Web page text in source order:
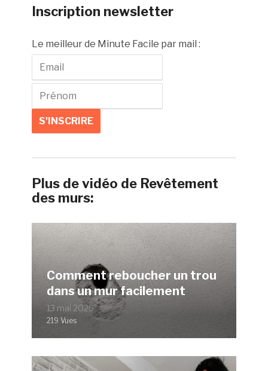
Inscription newsletter
Le meilleur de Minute Facile par mail :
Plus de vidéo de Revêtement
des murs:
Comment reboucher un trou
dans un mur facilement
13 mai 2026
219 Vues